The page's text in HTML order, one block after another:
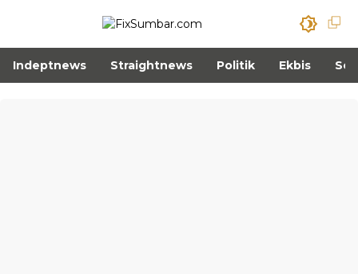
Indeptnews Straightnews Politik Ekbis